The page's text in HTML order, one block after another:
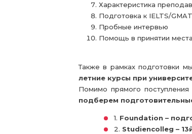
Характеристика
Подготовка к IELTS/
Пробные интервью
Помощь в принятии
Также в рамках подготовки
летние курсы при
Помимо прямого
подберем
1. Foundation –
2. Studiencolleg –